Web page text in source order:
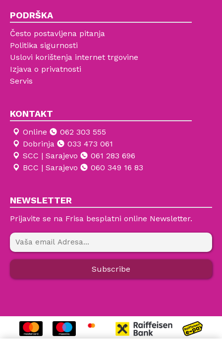
PODRŠKA
Često postavljena pitanja
Politika sigurnosti
Uslovi korištenja internet trgovine
Izjava o privatnosti
Servis
KONTAKT
Online
062 303 555
Dobrinja
033 473 061
SCC | Sarajevo
061 283 696
BCC | Sarajevo
060 349 16 83
NEWSLETTER
Prijavite se na Frisa besplatni online Newsletter.